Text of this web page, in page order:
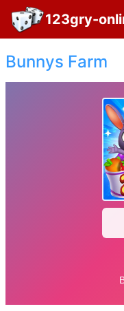
123gry-
Bunnys Farm